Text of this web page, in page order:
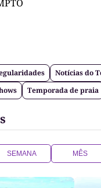
Notícias do
Temporada de praia
SEMANA MÊS